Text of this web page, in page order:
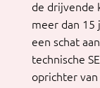
de drijvende
meer dan 15
een schat
technische
oprichter